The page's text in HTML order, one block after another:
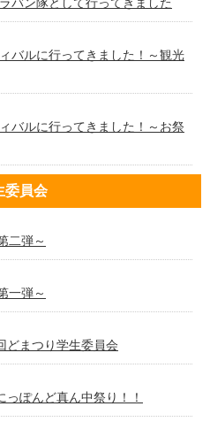
バン隊として行ってきました
バルに行ってきました！～観光
バルに行ってきました！～お祭
委員会
二弾～
一弾～
どまつり学生委員会
ぽんど真ん中祭り！！